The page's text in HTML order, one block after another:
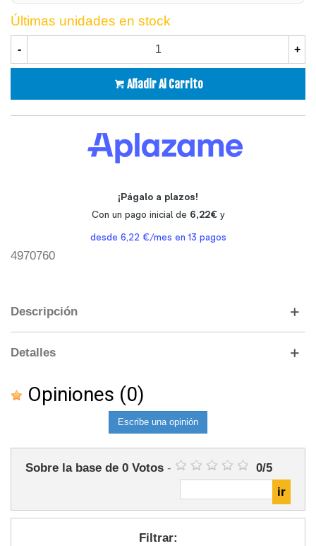
Últimas unidades en stock
- +
Añadir Al Carrito
4970760
Descripción
Detalles
Opiniones (0)
Escribe una opinión
Sobre la base de 0 Votos - 0/5
Filtrar: